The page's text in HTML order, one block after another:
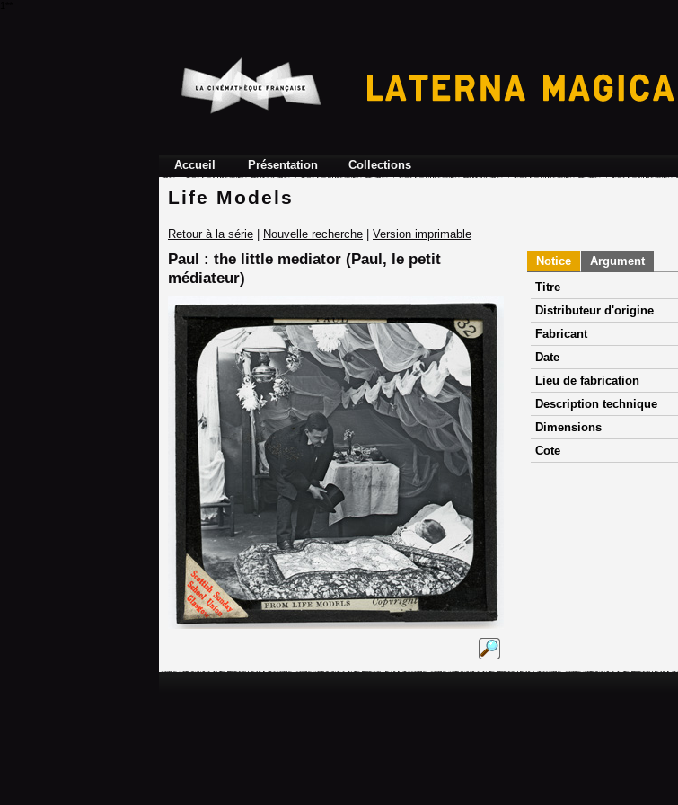
Accueil Présentation Collections
Life Models
Retour à la série Nouvelle recherche Version imprimable
Paul : the little mediator (Paul, le petit
médiateur)
Notice
Argument
Titre
Distributeur d'origine
Fabricant
Date
Lieu de fabrication
Description technique
Dimensions
Cote